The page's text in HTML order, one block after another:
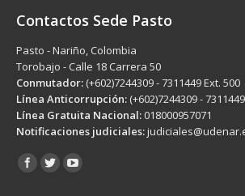
Contactos Sede Pasto
Pasto - Nariño, Colombia
Torobajo - Calle 18 Carrera 50
Conmutador: (+602)7244309 - 7311449 Ext. 500
Línea Anticorrupción: (+602)7244309 -
Línea Gratuita Nacional: 018000957071
Notificaciones judiciales:
Encuéntranos en: